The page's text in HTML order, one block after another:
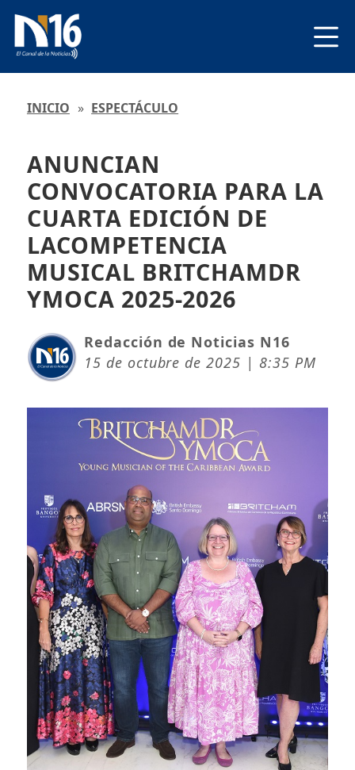
INICIO » ESPECTÁCULO
ANUNCIAN
CONVOCATORIA PARA LA
CUARTA EDICIÓN DE
LACOMPETENCIA
MUSICAL BRITCHAMDR
YMOCA 2025-2026
Redacción de Noticias N16
15 de octubre de 2025 | 8:35 PM